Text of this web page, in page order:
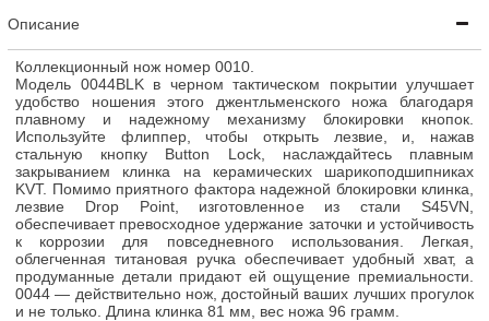
Описание
Коллекционный нож номер 0010.
Модель 0044BLK в черном тактическом покрытии улучшает
удобство ношения этого джентльменского ножа благодаря
плавному и надежному механизму блокировки кнопок.
Используйте флиппер, чтобы открыть лезвие, и, нажав
стальную кнопку Button Lock, наслаждайтесь плавным
закрыванием клинка на керамических шарикоподшипниках
KVT. Помимо приятного фактора надежной блокировки клинка,
лезвие Drop Point, изготовленное из стали S45VN,
обеспечивает превосходное удержание заточки и устойчивость
к коррозии для повседневного использования. Легкая,
облегченная титановая ручка обеспечивает удобный хват, а
продуманные детали придают ей ощущение премиальности.
0044 — действительно нож, достойный ваших лучших прогулок
и не только. Длина клинка 81 мм, вес ножа 96 грамм.